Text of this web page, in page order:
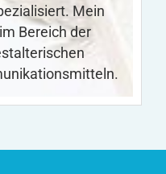
Mein
Bereich der